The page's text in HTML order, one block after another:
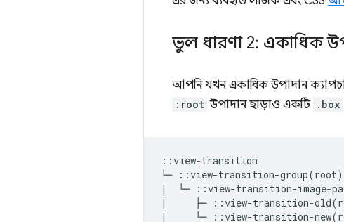
ভুল ধারণা 2: একাধিক
আপনি যখন একাধিক উপাদান
:root উপাদান ছাড়াও একটি .box
::view-transition
└─ ::view-transition-group(root)
|  └─ ::view-transition-image-
|     ├─ ::view-transition-
|     └─ ::view-transition-